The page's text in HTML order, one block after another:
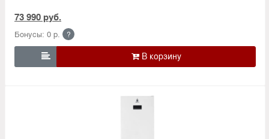
73 990 руб.
Бонусы: 0 р. ?
